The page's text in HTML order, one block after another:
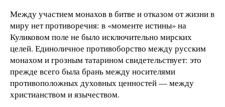
Между участием монахов в битве и отказом от жизни в
миру нет противоречия: в «моменте истины» на
Куликовом поле не было исключительно мирских
целей. Единоличное противоборство между русским
монахом и грозным татарином свидетельствует: это
прежде всего была брань между носителями
противоположных духовных ценностей — между
христианством и язычеством.